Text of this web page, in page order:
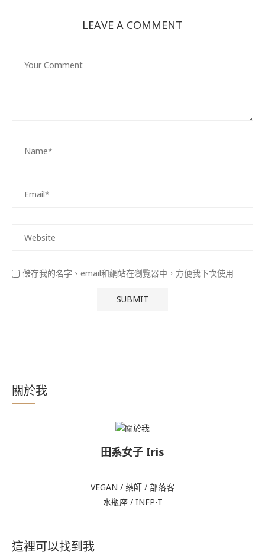
LEAVE A COMMENT
儲存我的名字、email和網站在瀏覽器中，方便我下次使用
關於我
田系女子 Iris
VEGAN / 藥師 / 部落客
水瓶座 / INFP-T
這裡可以找到我